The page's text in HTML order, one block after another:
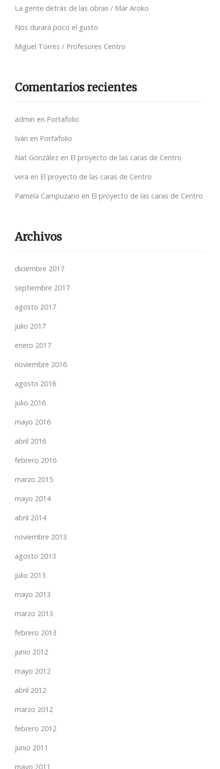
La gente detrás de las obras / Mar Aroko
Nos durará poco el gusto
Miguel Torres / Profesores Centro
Comentarios recientes
admin en Portafolio
Iván en Portafolio
Nat González en El proyecto de las caras de Centro
vera en El proyecto de las caras de Centro
Pamela Campuzano en El proyecto de las caras de Centro
Archivos
diciembre 2017
septiembre 2017
agosto 2017
julio 2017
enero 2017
noviembre 2016
agosto 2016
julio 2016
mayo 2016
abril 2016
febrero 2016
marzo 2015
mayo 2014
abril 2014
noviembre 2013
agosto 2013
julio 2013
mayo 2013
marzo 2013
febrero 2013
junio 2012
mayo 2012
abril 2012
marzo 2012
febrero 2012
junio 2011
mayo 2011